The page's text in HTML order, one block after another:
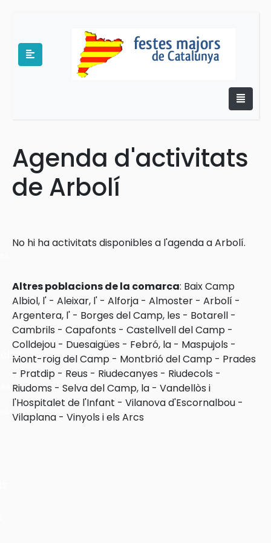
Agenda d'activitats
de Arbolí
No hi ha activitats disponibles a l'agenda a Arbolí.
Altres poblacions de la comarca: Baix Camp
Albiol, l' - Aleixar, l' - Alforja - Almoster - Arbolí -
Argentera, l' - Borges del Camp, les - Botarell -
Cambrils - Capafonts - Castellvell del Camp -
Colldejou - Duesaigües - Febró, la - Maspujols -
Mont-roig del Camp - Montbrió del Camp - Prades
- Pratdip - Reus - Riudecanyes - Riudecols -
Riudoms - Selva del Camp, la - Vandellòs i
l'Hospitalet de l'Infant - Vilanova d'Escornalbou -
Vilaplana - Vinyols i els Arcs